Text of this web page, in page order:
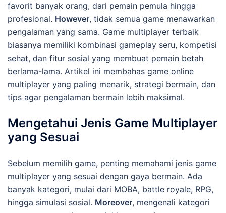
favorit banyak orang, dari pemain pemula hingga
profesional. However, tidak semua game menawarkan
pengalaman yang sama. Game multiplayer terbaik
biasanya memiliki kombinasi gameplay seru, kompetisi
sehat, dan fitur sosial yang membuat pemain betah
berlama-lama. Artikel ini membahas game online
multiplayer yang paling menarik, strategi bermain, dan
tips agar pengalaman bermain lebih maksimal.
Mengetahui Jenis Game Multiplayer
yang Sesuai
Sebelum memilih game, penting memahami jenis game
multiplayer yang sesuai dengan gaya bermain. Ada
banyak kategori, mulai dari MOBA, battle royale, RPG,
hingga simulasi sosial. Moreover, mengenali kategori